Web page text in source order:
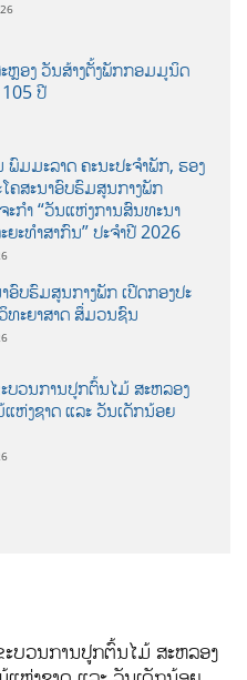
ຫຼອງ ວັນສ້າງຕັ້ງພັກກອມມູນິດ
ປີ
ພົມມະລາດ ຄະນະປະຈໍາພັກ, ຮອງ
ຄສະນາອົບຮົມສູນກາງພັກ
ະກຳ “ວັນແຫ່ງການສົນທະນາ
ຍະທຳສາກົນ” ປະຈຳປີ 2026
ອົບຮົມສູນກາງພັກ ເປີດກອງປະ
ທະຍາສາດ ສຶ່ມວນຊົນ
ບວນການປູກຕົ້ນໄມ້ ສະຫລອງ
ຫ່ງຊາດ ແລະ ວັນເດັກນ້ອຍ
ະບວນການປູກຕົ້ນໄມ້ ສະຫລອງ